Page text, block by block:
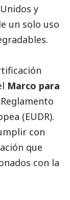
y
un solo uso
Marco para
(EUDR).
con
que
con la